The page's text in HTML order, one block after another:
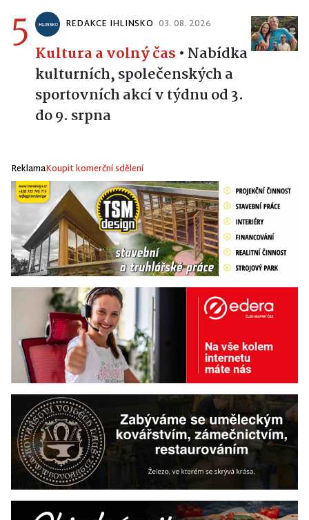
5 REDAKCE IHLINSKO 03. 08. 2026
Kultura a volný čas • Nabídka
kulturních, společenských a
sportovních akcí v týdnu od 3.
do 9. srpna
ReklamaKoupit komerční sdělení